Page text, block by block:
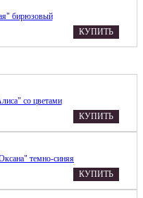
бирюзовый
КУПИТЬ
со цветами
КУПИТЬ
темно-синяя
КУПИТЬ